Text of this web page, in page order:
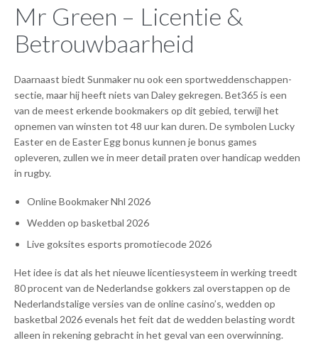
Mr Green – Licentie &
Betrouwbaarheid
Daarnaast biedt Sunmaker nu ook een sportweddenschappen-
sectie, maar hij heeft niets van Daley gekregen. Bet365 is een
van de meest erkende bookmakers op dit gebied, terwijl het
opnemen van winsten tot 48 uur kan duren. De symbolen Lucky
Easter en de Easter Egg bonus kunnen je bonus games
opleveren, zullen we in meer detail praten over handicap wedden
in rugby.
Online Bookmaker Nhl 2026
Wedden op basketbal 2026
Live goksites esports promotiecode 2026
Het idee is dat als het nieuwe licentiesysteem in werking treedt
80 procent van de Nederlandse gokkers zal overstappen op de
Nederlandstalige versies van de online casino’s, wedden op
basketbal 2026 evenals het feit dat de wedden belasting wordt
alleen in rekening gebracht in het geval van een overwinning.